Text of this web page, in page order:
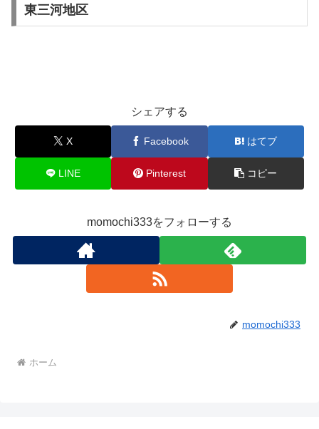
東三河地区
シェアする
X Facebook はてブ
LINE Pinterest コピー
momochi333をフォローする
momochi333
ホーム